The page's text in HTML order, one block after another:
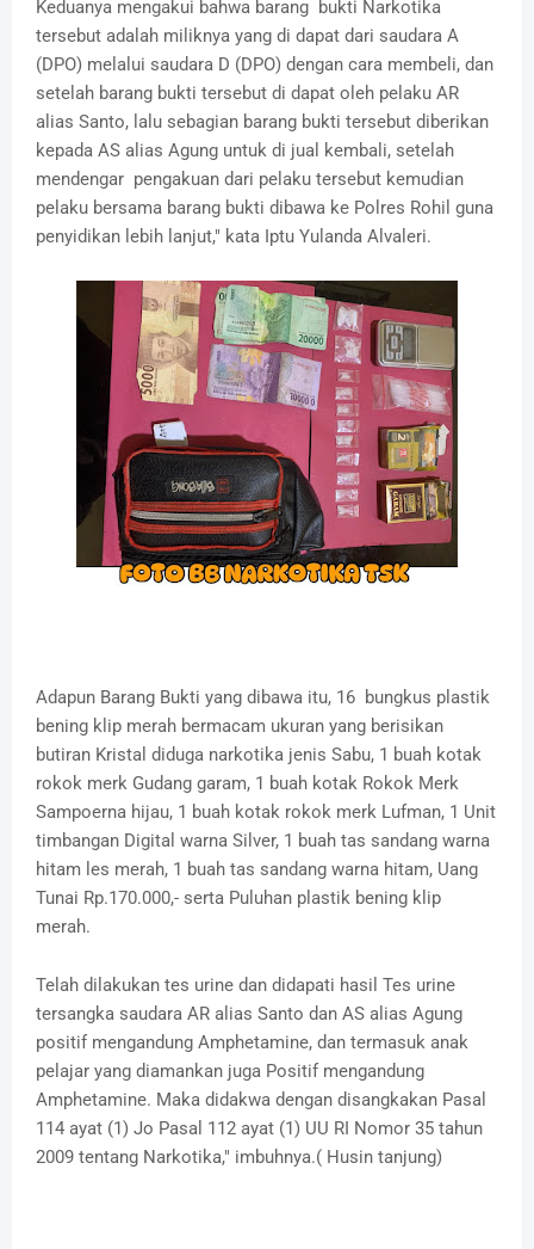
Keduanya mengakui bahwa barang bukti Narkotika
tersebut adalah miliknya yang di dapat dari saudara A
(DPO) melalui saudara D (DPO) dengan cara membeli, dan
setelah barang bukti tersebut di dapat oleh pelaku AR
alias Santo, lalu sebagian barang bukti tersebut diberikan
kepada AS alias Agung untuk di jual kembali, setelah
mendengar pengakuan dari pelaku tersebut kemudian
pelaku bersama barang bukti dibawa ke Polres Rohil guna
penyidikan lebih lanjut," kata Iptu Yulanda Alvaleri.
Adapun Barang Bukti yang dibawa itu, 16 bungkus plastik
bening klip merah bermacam ukuran yang berisikan
butiran Kristal diduga narkotika jenis Sabu, 1 buah kotak
rokok merk Gudang garam, 1 buah kotak Rokok Merk
Sampoerna hijau, 1 buah kotak rokok merk Lufman, 1 Unit
timbangan Digital warna Silver, 1 buah tas sandang warna
hitam les merah, 1 buah tas sandang warna hitam, Uang
Tunai Rp.170.000,- serta Puluhan plastik bening klip
merah.
Telah dilakukan tes urine dan didapati hasil Tes urine
tersangka saudara AR alias Santo dan AS alias Agung
positif mengandung Amphetamine, dan termasuk anak
pelajar yang diamankan juga Positif mengandung
Amphetamine. Maka didakwa dengan disangkakan Pasal
114 ayat (1) Jo Pasal 112 ayat (1) UU RI Nomor 35 tahun
2009 tentang Narkotika," imbuhnya.( Husin tanjung)